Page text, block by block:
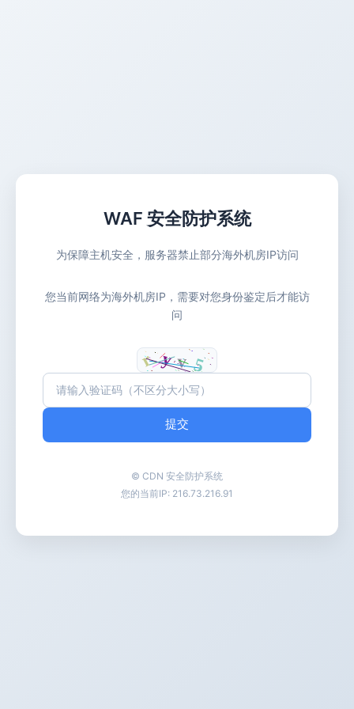
WAF 安全防护系统
为保障主机安全，服务器禁止部分海外机房IP访问
您当前网络为海外机房IP，需要对您身份鉴定后才能访
问
提交
© CDN 安全防护系统
您的当前IP: 216.73.216.91